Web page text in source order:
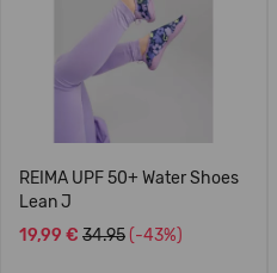
REIMA UPF 50+ Water Shoes
Lean J
19,99 € 34.95 (-43%)